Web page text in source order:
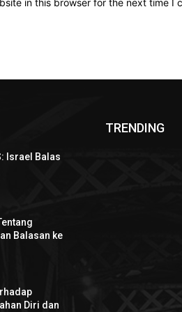
Israel Balas
Balasan ke
Diri dan
TRENDING